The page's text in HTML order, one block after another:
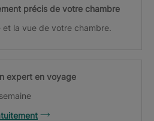
précis de votre chambre
et la vue de votre chambre.
expert en voyage